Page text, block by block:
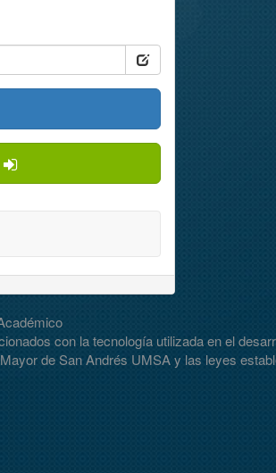
con la tecnología utilizada en el
de San Andrés UMSA y las leyes